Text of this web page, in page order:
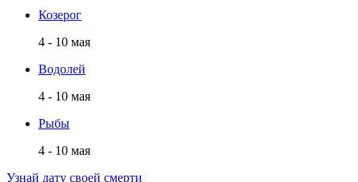
Козерог
4 - 10 мая
Водолей
4 - 10 мая
Рыбы
4 - 10 мая
Узнай дату своей смерти